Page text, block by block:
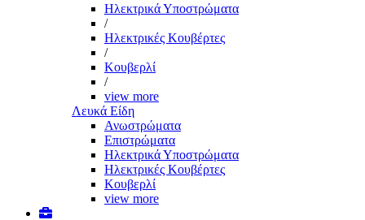
Ηλεκτρικά Υποστρώματα
/
Ηλεκτρικές Κουβέρτες
/
Κουβερλί
/
view more
Λευκά Είδη
Ανωστρώματα
Επιστρώματα
Ηλεκτρικά Υποστρώματα
Ηλεκτρικές Κουβέρτες
Κουβερλί
view more